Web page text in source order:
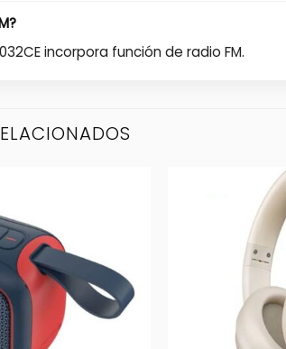
incorpora función de radio FM.